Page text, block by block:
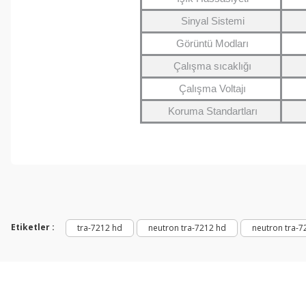
Sinyal Sistemi
Görüntü Modları
Çalışma sıcaklığı
Çalışma Voltajı
Koruma Standartları
Ürün açıklamasında eksik bilgiler bulunuyor.
Ürün bilgilerinde hatalar bulunuyor.
Etiketler : tra-7212 hd neutron tra-7212 hd neutron tra-